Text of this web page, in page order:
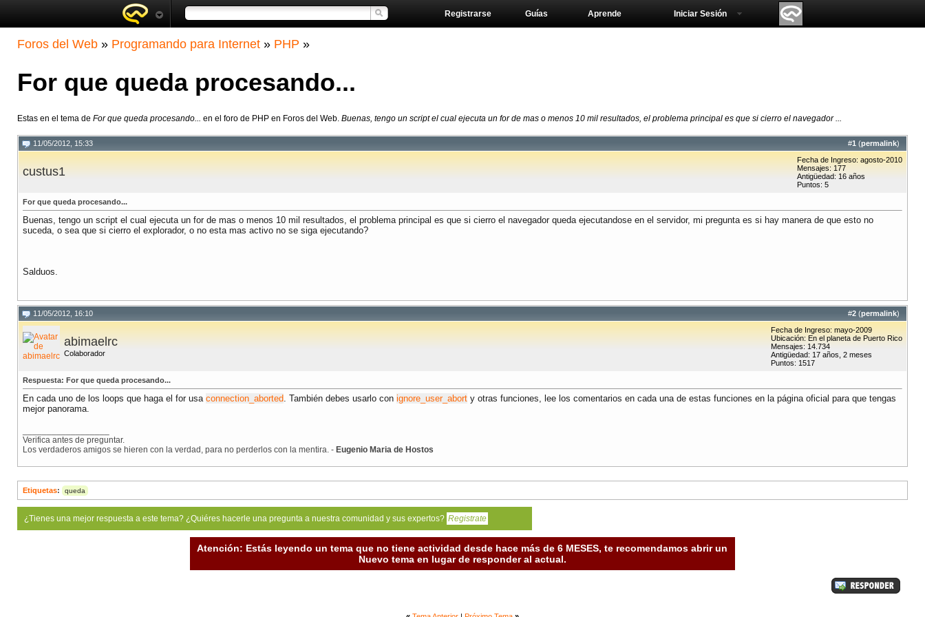
Aprende
Guías
Registrarse Iniciar Sesión
Foros del Web » Programando para Internet » PHP »
For que queda procesando...
Estas en el tema de For que queda procesando... en el foro de PHP en Foros del Web. Buenas, tengo un script el cual ejecuta un for de mas o menos 10 mil resultados, el problema principal es que si cierro el navegador ...
#1 (permalink)
11/05/2012, 15:33
custus1
Fecha de Ingreso: agosto-2010
Mensajes: 177
Antigüedad: 16 años
Puntos: 5
For que queda procesando...
Buenas, tengo un script el cual ejecuta un for de mas o menos 10 mil resultados, el problema principal es que si cierro el navegador queda ejecutandose en el servidor, mi pregunta es si hay manera de que esto no
suceda, o sea que si cierro el explorador, o no esta mas activo no se siga ejecutando?
Salduos.
#2 (permalink)
11/05/2012, 16:10
abimaelrc
Colaborador
Fecha de Ingreso: mayo-2009
Ubicación: En el planeta de Puerto Rico
Mensajes: 14.734
Antigüedad: 17 años, 2 meses
Puntos: 1517
Respuesta: For que queda procesando...
En cada uno de los loops que haga el for usa connection_aborted. También debes usarlo con ignore_user_abort y otras funciones, lee los comentarios en cada una de estas funciones en la página oficial para que tengas
mejor panorama.
Verifica antes de preguntar.
Los verdaderos amigos se hieren con la verdad, para no perderlos con la mentira. - Eugenio Maria de Hostos
Etiquetas: queda
¿Tienes una mejor respuesta a este tema? ¿Quiéres hacerle una pregunta a nuestra comunidad y sus expertos? Registrate
Atención: Estás leyendo un tema que no tiene actividad desde hace más de 6 MESES, te recomendamos abrir un
Nuevo tema en lugar de responder al actual.